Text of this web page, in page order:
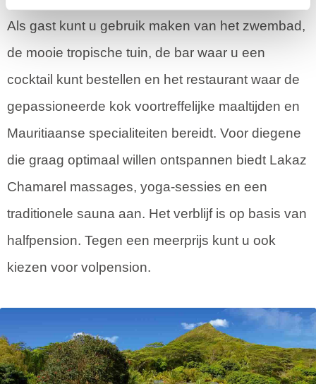
Als gast kunt u gebruik maken van het zwembad,
de mooie tropische tuin, de bar waar u een
cocktail kunt bestellen en het restaurant waar de
gepassioneerde kok voortreffelijke maaltijden en
Mauritiaanse specialiteiten bereidt. Voor diegene
die graag optimaal willen ontspannen biedt Lakaz
Chamarel massages, yoga-sessies en een
traditionele sauna aan. Het verblijf is op basis van
halfpension. Tegen een meerprijs kunt u ook
kiezen voor volpension.